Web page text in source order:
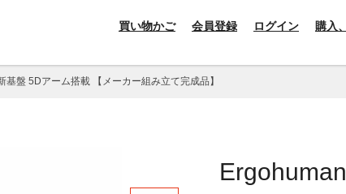
買い物かご 会員登録 ログイン 購入
盤 5Dアーム搭載 【メーカー組み立て完成品】